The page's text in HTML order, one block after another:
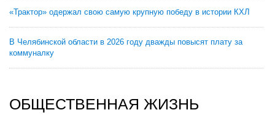
«Трактор» одержал свою самую крупную победу в истории КХЛ
В Челябинской области в 2026 году дважды повысят плату за
коммуналку
ОБЩЕСТВЕННАЯ ЖИЗНЬ